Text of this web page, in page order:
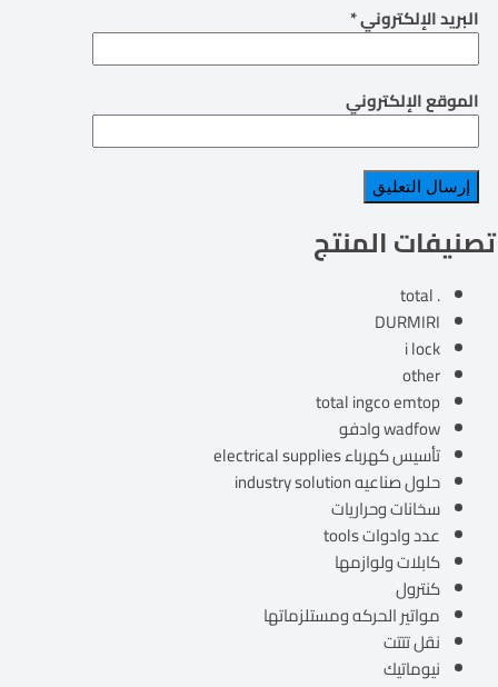
البريد الإلكتروني*
الموقع الإلكتروني
تصنيفات المنتج
. total
DURMIRI
i lock
other
total ingco emtop
wadfow وادفو
تأسيس كهرباء electrical supplies
حلول صناعيه industry solution
سخانات وحراريات
عدد وادوات tools
كابلات ولوازمها
كنترول
مواتير الحركه ومستلزماتها
نقل تتتت
نيوماتيك